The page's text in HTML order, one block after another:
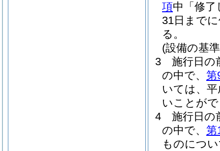
項中「修
31日まで
る。
(設備の基
3
施行日の
の中で、 第
いては、
いことが
4
施行日の
の中で、 第
ものにつ